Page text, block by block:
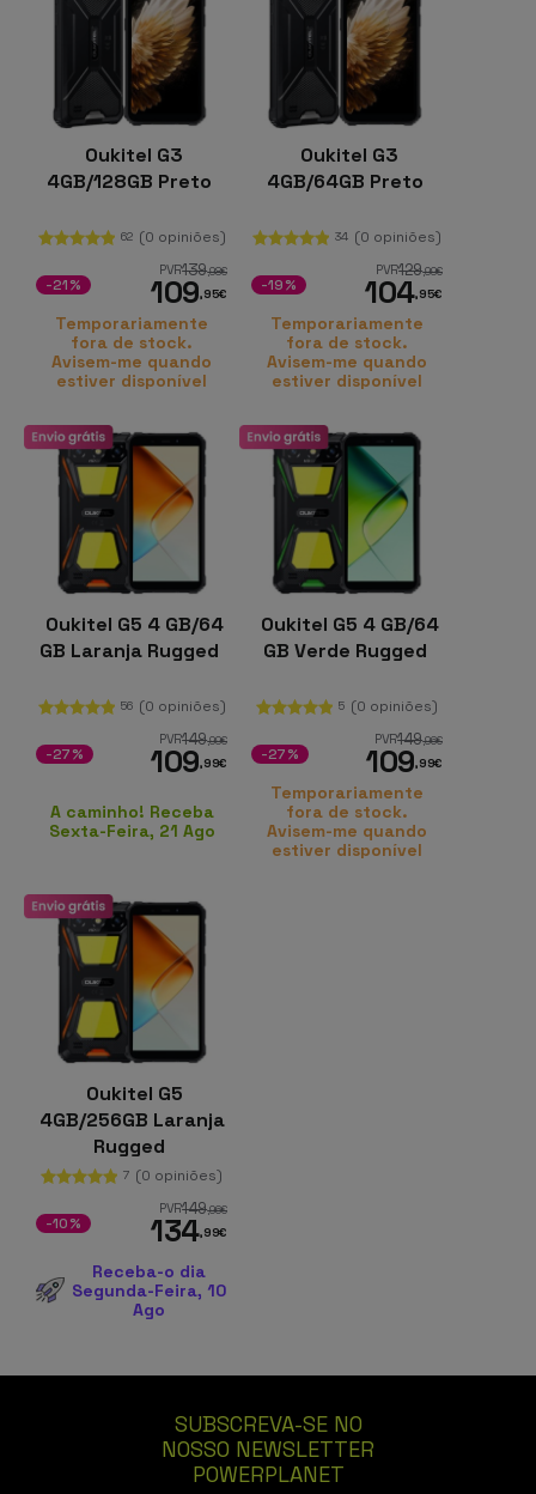
Oukitel G3
4GB/128GB Preto
62 (0 opiniões)
PVR139,98€
109,95€
-21%
Temporariamente
fora de stock.
Avisem-me quando
estiver disponível
Oukitel G3
4GB/64GB Preto
34 (0 opiniões)
PVR129,99€
104,95€
-19%
Temporariamente
fora de stock.
Avisem-me quando
estiver disponível
Oukitel G5 4 GB/64
GB Laranja Rugged
56 (0 opiniões)
PVR149,99€
109,99€
-27%
A caminho! Receba
Sexta-Feira, 21 Ago
Oukitel G5 4 GB/64
GB Verde Rugged
5 (0 opiniões)
PVR149,96€
109,99€
-27%
Temporariamente
fora de stock.
Avisem-me quando
estiver disponível
Oukitel G5
4GB/256GB Laranja
Rugged
7 (0 opiniões)
PVR149,96€
134,99€
-10%
Receba-o dia
Segunda-Feira, 10
Ago
SUBSCREVA-SE NO
NOSSO NEWSLETTER
POWERPLANET